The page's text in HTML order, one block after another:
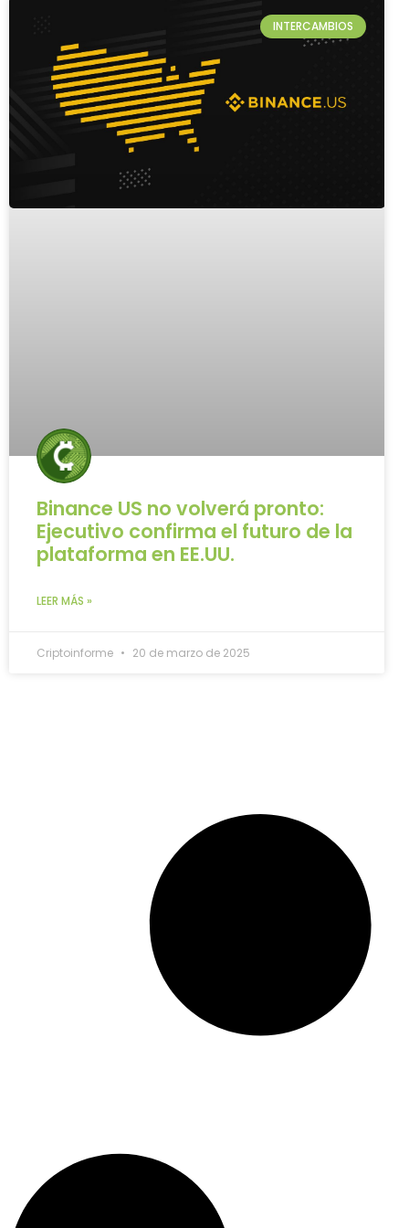
INTERCAMBIOS
Binance US no volverá pronto:
Ejecutivo confirma el futuro de la
plataforma en EE.UU.
LEER MÁS »
Criptoinforme 20 de marzo de 2025